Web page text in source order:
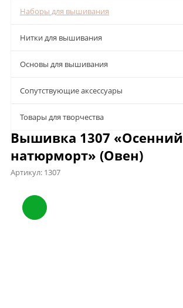
Наборы для вышивания
Нитки для вышивания
Основы для вышивания
Сопутствующие аксессуары
Товары для творчества
Вышивка 1307 «Осенний
натюрморт» (Овен)
Артикул: 1307
Описание